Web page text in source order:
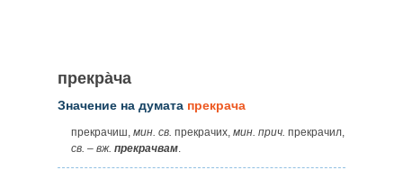
прекра̀ча
Значение на думата прекрача
прекрачиш, мин. св. прекрачих, мин. прич. прекрачил,
св. – вж. прекрачвам.